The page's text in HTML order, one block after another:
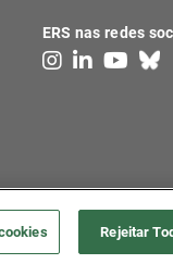
ERS nas redes
da Saúde, todos
Rejeitar